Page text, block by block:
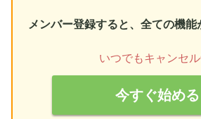
メンバー登録すると、全ての機能
いつでもキャンセ
今すぐ始める